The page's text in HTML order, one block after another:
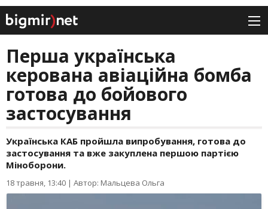
Перша українська
керована авіаційна бомба
готова до бойового
застосування
Українська КАБ пройшла випробування, готова до
застосування та вже закуплена першою партією
Міноборони.
18 травня, 13:40 | Автор: Мальцева Ольга